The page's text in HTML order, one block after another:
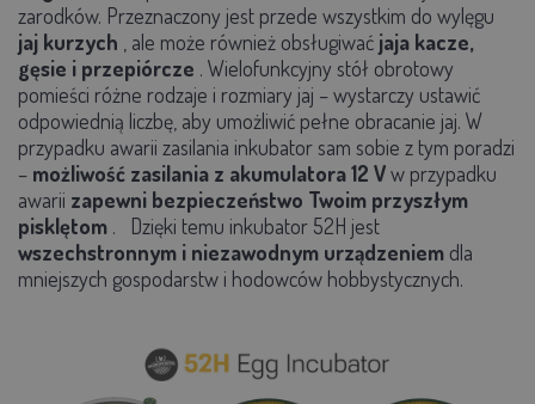
zarodków. Przeznaczony jest przede wszystkim do wylęgu
jaj kurzych , ale może również obsługiwać jaja kacze,
gęsie i przepiórcze . Wielofunkcyjny stół obrotowy
pomieści różne rodzaje i rozmiary jaj – wystarczy ustawić
odpowiednią liczbę, aby umożliwić pełne obracanie jaj. W
przypadku awarii zasilania inkubator sam sobie z tym poradzi
– możliwość zasilania z akumulatora 12 Vw przypadku
awarii zapewni bezpieczeństwo Twoim przyszłym
pisklętom .
Dzięki temu inkubator 52H jest
wszechstronnym i niezawodnym urządzeniem dla
mniejszych gospodarstw i hodowców hobbystycznych.